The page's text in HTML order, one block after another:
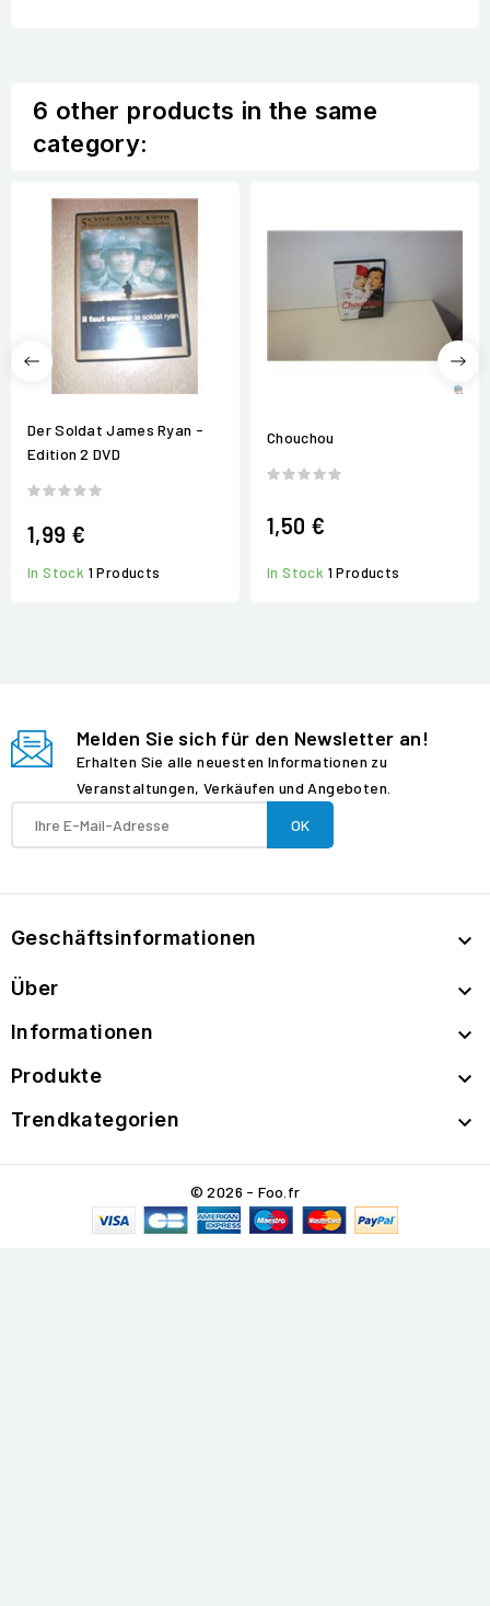
6 other products in the same
category:
Der Soldat James Ryan -
Edition 2 DVD
1,99 €
In Stock 1 Products
Chouchou
1,50 €
In Stock 1 Products
Melden Sie sich für den Newsletter an!
Erhalten Sie alle neuesten Informationen zu
Veranstaltungen, Verkäufen und Angeboten.
Geschäftsinformationen 
Über 
Informationen 
Produkte 
Trendkategorien 
© 2026 - Foo.fr